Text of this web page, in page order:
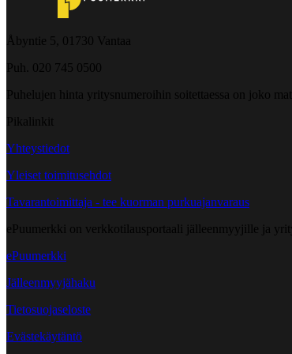
Åbyntie 5, 01730 Vantaa
Puh. 020 745 0500
Puhelujen hinta yritysnumeroihin soitettaessa on joko
Pikalinkit
Yhteystiedot
Yleiset toimitusehdot
Tavarantoimittaja - tee kuorman purkuajanvaraus
ePuumerkki on verkkotilausportaali jälleenmyyjille ja
ePuumerkki
Jälleenmyyjähaku
Tietosuojaseloste
Evästekäytäntö